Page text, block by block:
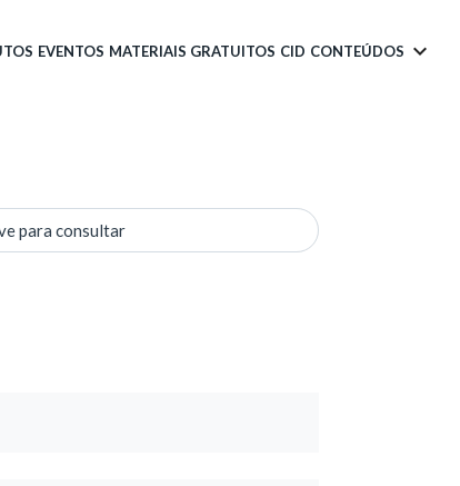
EVENTOS MATERIAIS GRATUITOS CID CONTEÚDOS
para consultar